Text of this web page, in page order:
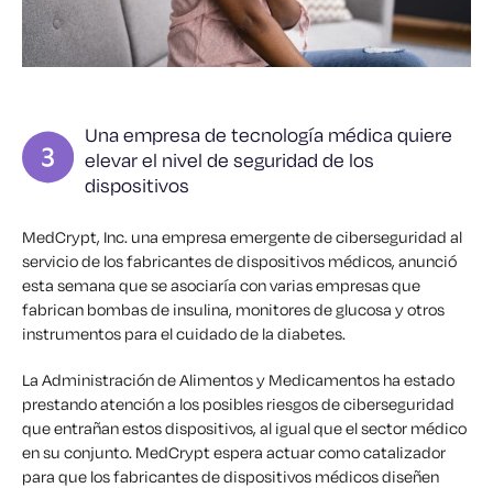
Una empresa de tecnología médica quiere
elevar el nivel de seguridad de los
dispositivos
MedCrypt, Inc. una empresa emergente de ciberseguridad al
servicio de los fabricantes de dispositivos médicos, anunció
esta semana que se asociaría con varias empresas que
fabrican bombas de insulina, monitores de glucosa y otros
instrumentos para el cuidado de la diabetes.
La Administración de Alimentos y Medicamentos ha estado
prestando atención a los posibles riesgos de ciberseguridad
que entrañan estos dispositivos, al igual que el sector médico
en su conjunto. MedCrypt espera actuar como catalizador
para que los fabricantes de dispositivos médicos diseñen